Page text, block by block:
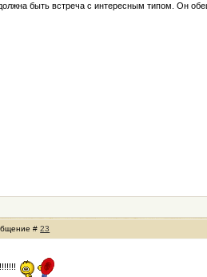
быть встреча с интересным типом. Он
#23